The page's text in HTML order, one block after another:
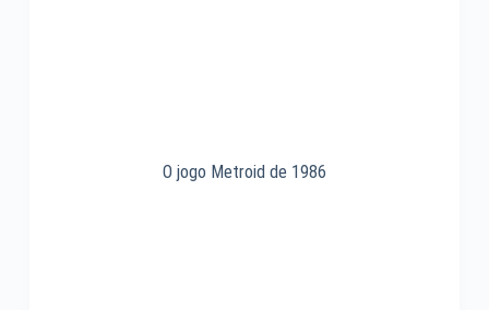
O jogo Metroid de 1986